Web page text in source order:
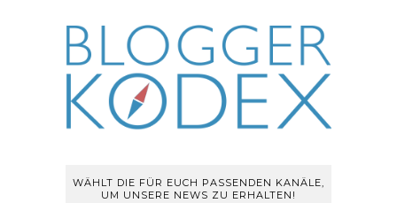
WÄHLT DIE FÜR EUCH PASSENDEN KANÄLE,
UM UNSERE NEWS ZU ERHALTEN!